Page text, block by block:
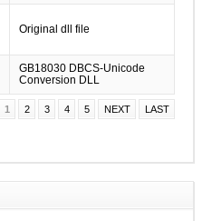
Original dll file
GB18030 DBCS-Unicode
Conversion DLL
1 2 3 4 5 NEXT LAST